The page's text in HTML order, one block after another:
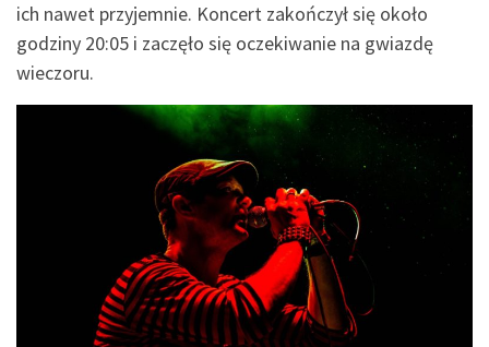
ich nawet przyjemnie. Koncert zakończył się około
godziny 20:05 i zaczęło się oczekiwanie na gwiazdę
wieczoru.